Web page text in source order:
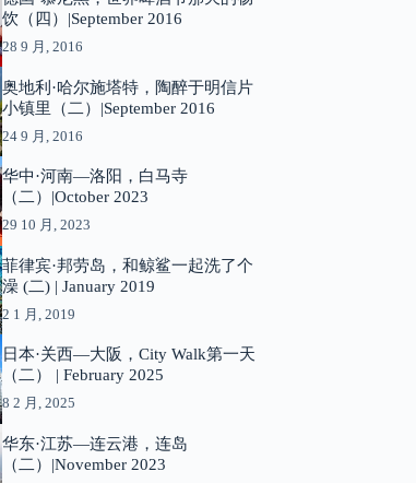
饮（四）|September 2016
28 9 月, 2016
奥地利·哈尔施塔特，陶醉于明信片
小镇里（二）|September 2016
24 9 月, 2016
华中·河南—洛阳，白马寺
（二）|October 2023
29 10 月, 2023
菲律宾·邦劳岛，和鲸鲨一起洗了个
澡 (二) | January 2019
2 1 月, 2019
日本·关西—大阪，City Walk第一天
（二） | February 2025
8 2 月, 2025
华东·江苏—连云港，连岛
（二）|November 2023